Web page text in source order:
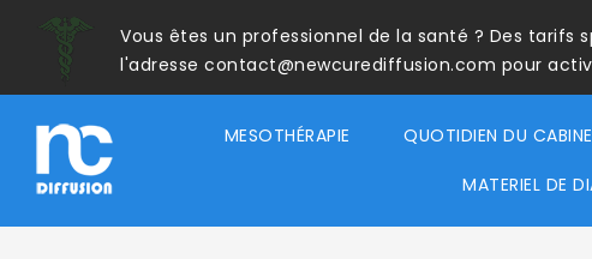
Vous êtes un professionnel de la santé ? Des
l'adresse contact@newcurediffusion.com pour
MESOTHÉRAPIE QUOTIDIEN DU
MATERIEL DE